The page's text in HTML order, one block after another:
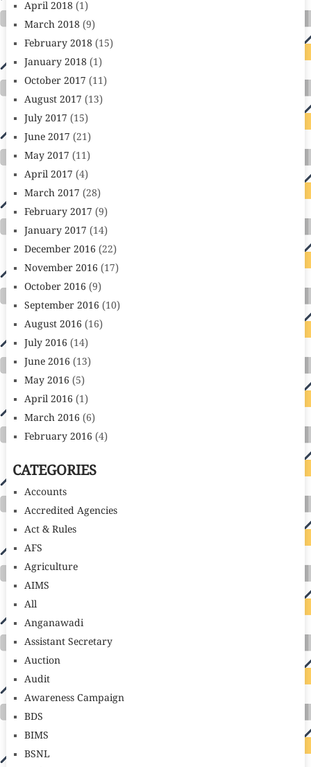
April 2018(1)
March 2018(9)
February 2018(15)
January 2018(1)
October 2017 (11)
August 2017 (13)
July 2017 (15)
June 2017 (21)
May 2017 (11)
April 2017 (4)
March 2017 (28)
February 2017 (9)
January 2017 (14)
December 2016 (22)
November 2016 (17)
October 2016 (9)
September 2016 (10)
August 2016 (16)
July 2016 (14)
June 2016 (13)
May 2016 (5)
April 2016 (1)
March 2016 (6)
February 2016 (4)
CATEGORIES
Accounts
Accredited Agencies
Act & Rules
AFS
Agriculture
AIMS
All
Anganawadi
Assistant Secretary
Auction
Audit
Awareness Campaign
BDS
BIMS
BSNL